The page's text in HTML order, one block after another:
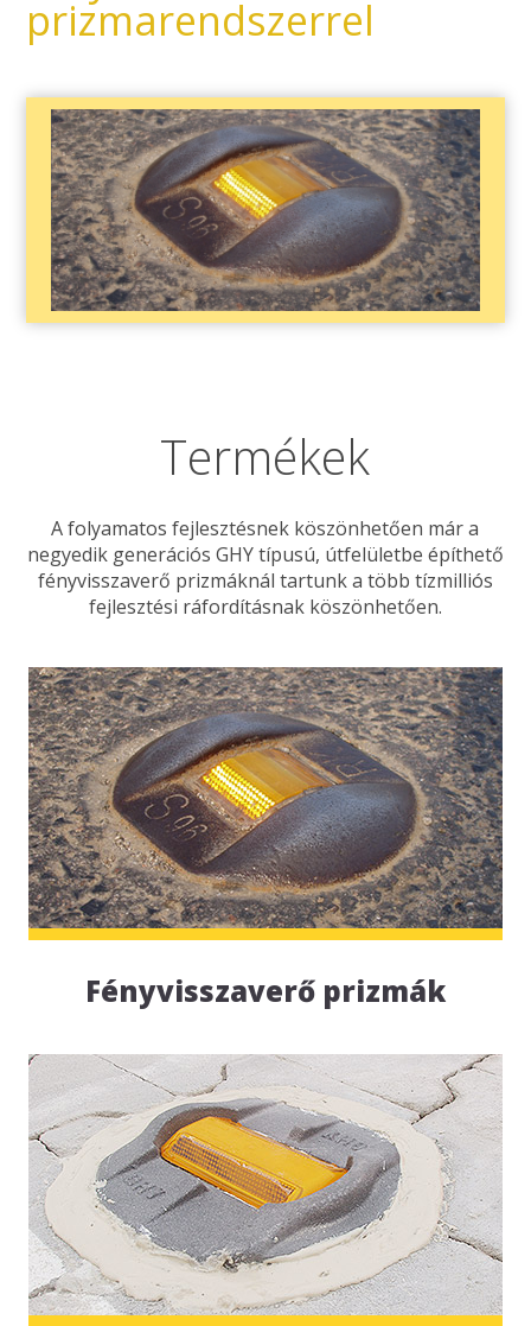
prizmarendszerrel
Termékek
A folyamatos fejlesztésnek köszönhetően már a
negyedik generációs GHY típusú, útfelületbe építhető
fényvisszaverő prizmáknál tartunk a több tízmilliós
fejlesztési ráfordításnak köszönhetően.
Fényvisszaverő prizmák